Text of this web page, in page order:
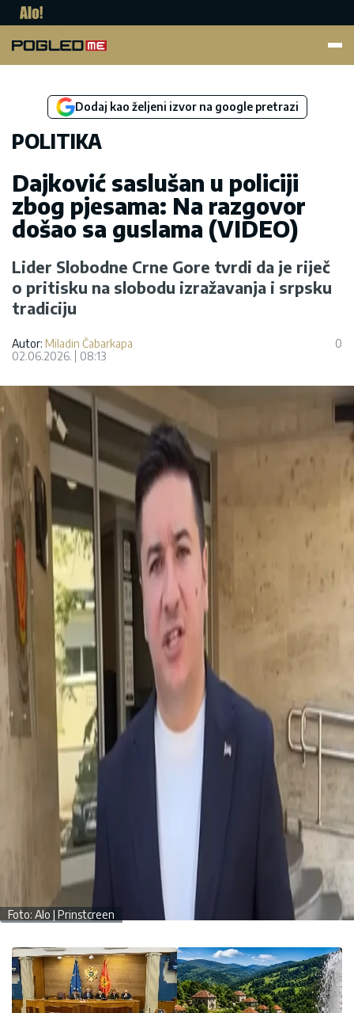
Dodaj kao željeni izvor na google pretrazi
POLITIKA
Dajković saslušan u policiji
zbog pjesama: Na razgovor
došao sa guslama (VIDEO)
Lider Slobodne Crne Gore tvrdi da je riječ
o pritisku na slobodu izražavanja i srpsku
tradiciju
Autor: Miladin Čabarkapa
02.06.2026.
08:13
0
Foto: Alo | Prinstcreen